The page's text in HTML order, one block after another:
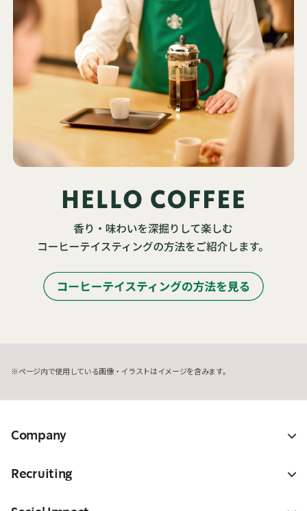
ページ内で使用している画像・イラストはイメージを含みます。
Company
Recruiting